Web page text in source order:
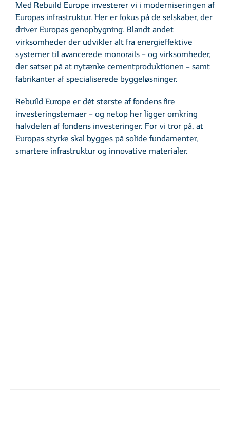
Med Rebuild Europe investerer vi i moderniseringen af
Europas infrastruktur. Her er fokus på de selskaber, der
driver Europas genopbygning. Blandt andet
virksomheder der udvikler alt fra energieffektive
systemer til avancerede monorails – og virksomheder,
der satser på at nytænke cementproduktionen – samt
fabrikanter af specialiserede byggeløsninger.
Rebuild Europe er dét største af fondens fire
investeringstemaer – og netop her ligger omkring
halvdelen af fondens investeringer. For vi tror på, at
Europas styrke skal bygges på solide fundamenter,
smartere infrastruktur og innovative materialer.